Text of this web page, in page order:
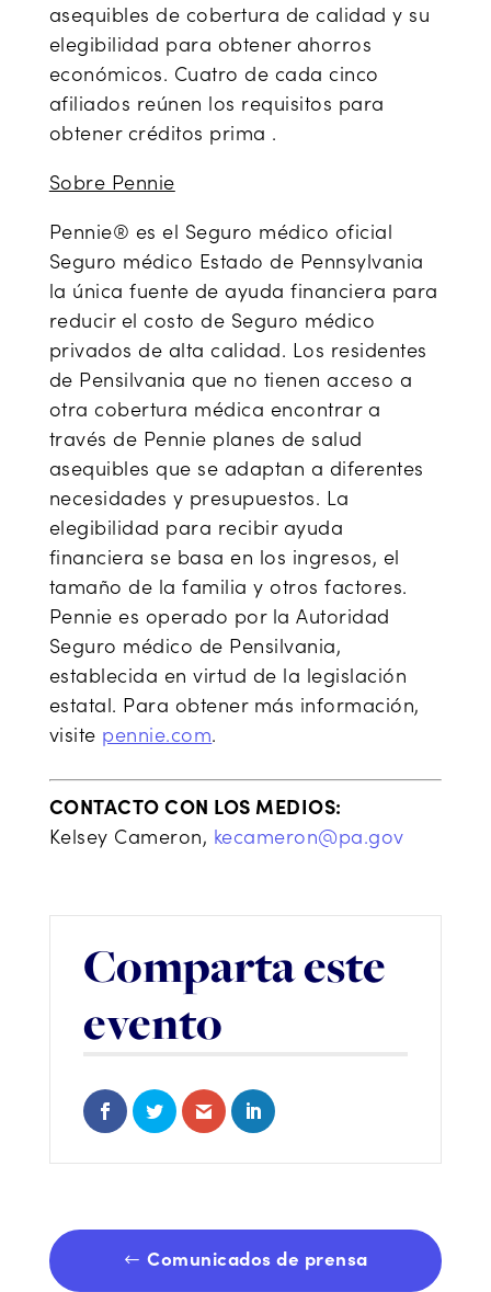
asequibles de cobertura de calidad y su
elegibilidad para obtener ahorros
económicos. Cuatro de cada cinco
afiliados reúnen los requisitos para
obtener créditos prima .
Sobre Pennie
Pennie® es el Seguro médico oficial
Seguro médico Estado de Pennsylvania
la única fuente de ayuda financiera para
reducir el costo de Seguro médico
privados de alta calidad. Los residentes
de Pensilvania que no tienen acceso a
otra cobertura médica encontrar a
través de Pennie planes de salud
asequibles que se adaptan a diferentes
necesidades y presupuestos. La
elegibilidad para recibir ayuda
financiera se basa en los ingresos, el
tamaño de la familia y otros factores.
Pennie es operado por la Autoridad
Seguro médico de Pensilvania,
establecida en virtud de la legislación
estatal. Para obtener más información,
visite pennie.com.
CONTACTO CON LOS MEDIOS:
Kelsey Cameron, kecameron@pa.gov
Comparta este
evento
Share on Facebook
Share on Twitter
Share via Email
Share on LinkedIn
Comunicados de prensa